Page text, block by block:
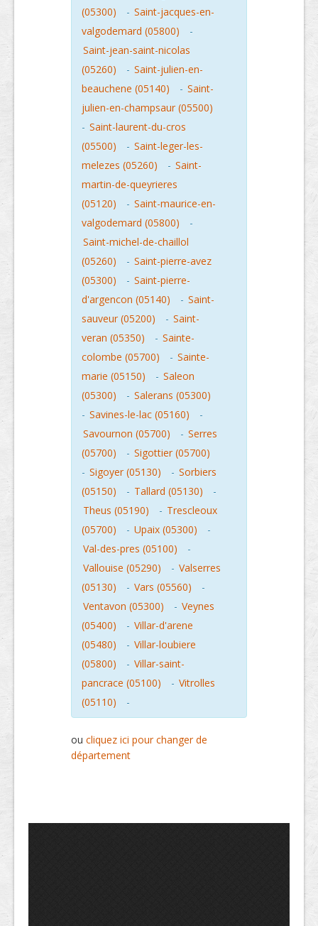
(05300)
- Saint-jacques-en-
valgodemard (05800)
-
Saint-jean-saint-nicolas
(05260)
- Saint-julien-en-
beauchene (05140)
- Saint-
julien-en-champsaur (05500)
- Saint-laurent-du-cros
(05500)
- Saint-leger-les-
melezes (05260)
- Saint-
martin-de-queyrieres
(05120)
- Saint-maurice-en-
valgodemard (05800)
-
Saint-michel-de-chaillol
(05260)
- Saint-pierre-avez
(05300)
- Saint-pierre-
d'argencon (05140)
- Saint-
sauveur (05200)
- Saint-
veran (05350)
- Sainte-
colombe (05700)
- Sainte-
marie (05150)
- Saleon
(05300)
- Salerans (05300)
- Savines-le-lac (05160)
-
Savournon (05700)
- Serres
(05700)
- Sigottier (05700)
- Sigoyer (05130) - Sorbiers
(05150)
- Tallard (05130)
-
Theus (05190)
- Trescleoux
(05700)
- Upaix (05300)
-
Val-des-pres (05100)
-
Vallouise (05290)
- Valserres
(05130)
- Vars (05560)
-
Ventavon (05300)
- Veynes
(05400)
- Villar-d'arene
(05480)
- Villar-loubiere
(05800)
- Villar-saint-
pancrace (05100)
- Vitrolles
(05110)
-
ou cliquez ici pour changer de
département